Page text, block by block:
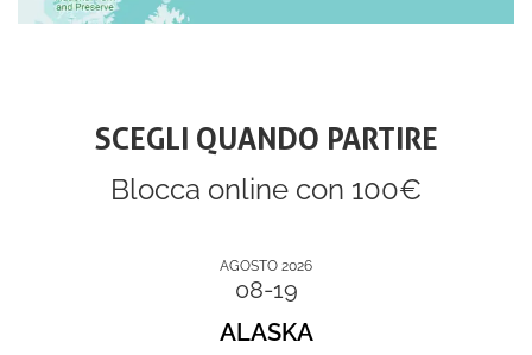
SCEGLI QUANDO PARTIRE
Blocca online con 100€
AGOSTO 2026
08-19
ALASKA